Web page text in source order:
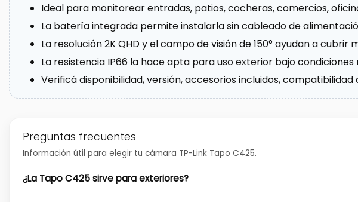
Ideal para monitorear entradas, patios, cocheras, comercios,
La batería integrada permite instalarla sin cableado de
La resolución 2K QHD y el campo de visión de 150° ayudan a cubrir
La resistencia IP66 la hace apta para uso exterior bajo
Verificá disponibilidad, versión, accesorios incluidos,
Preguntas frecuentes
Información útil para elegir tu cámara TP-Link Tapo C425.
¿La Tapo C425 sirve para exteriores?